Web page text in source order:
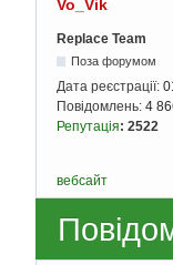
Vo_Vik
Replace Team
Поза форумом
Дата реєстрації:
Повідомлень: 4
Репутація: 2522
вебсайт